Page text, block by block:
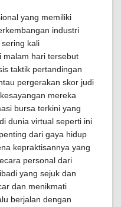
yang memiliki
industri
kali
malam hari tersebut
taktik pertandingan
pergerakan skor judi
mereka
bursa terkini yang
dunia virtual seperti ini
dari gaya hidup
kepraktisannya yang
personal dari
yang sejuk dan
dan menikmati
berjalan dengan